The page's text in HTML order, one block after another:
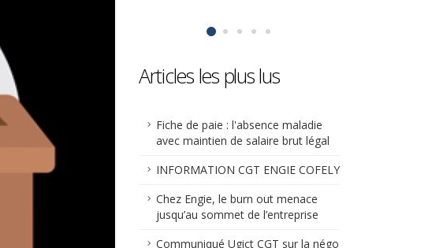
Articles les plus lus
Fiche de paie : l'absence maladie
avec maintien de salaire brut légal
INFORMATION CGT ENGIE COFELY
Chez Engie, le burn out menace
jusqu’au sommet de l’entreprise
Communiqué Ugict CGT sur la négo